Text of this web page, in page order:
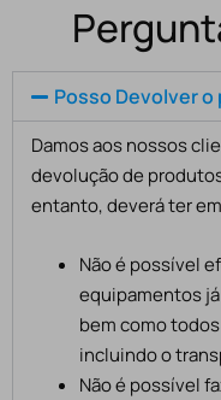
Posso Devolver
Damos aos nossos
devolução de
entanto, deverá ter
Não é possível
equipamentos
bem como
incluindo o
Não é possível